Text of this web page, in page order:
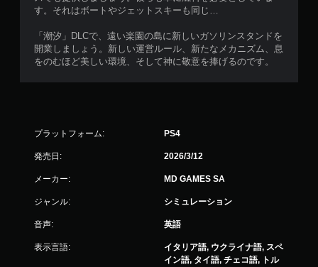
す。それはボートやジェットスキーも同じ…
「潮汐」DLCで、遠い楽園の島に新しいガソリンスタンドを
開業しましょう。新しい運営ルール、新たなメカニズム、息
をのむほど美しい環境、そして神に敬意を捧げるのです。
プラットフォーム: PS4
発売日: 2026/3/12
メーカー: MD GAMES SA
ジャンル: シミュレーション
音声: 英語
表示言語:
イタリア語, ウクライナ語, スペ
イン語, タイ語, チェコ語, トル